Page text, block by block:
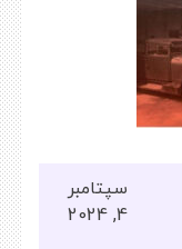
سپتامبر
4, 2024